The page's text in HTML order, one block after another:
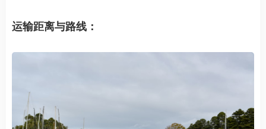
运输距离与路线：